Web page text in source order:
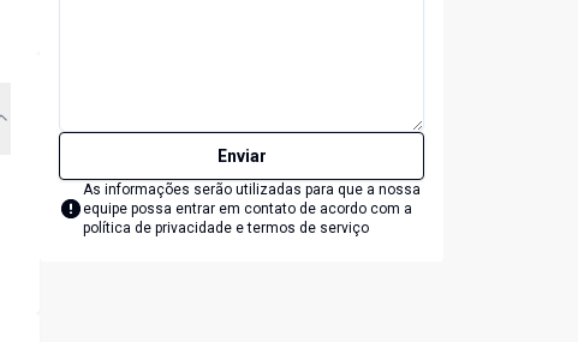
Enviar
As informações serão utilizadas para que a nossa
equipe possa entrar em contato de acordo com a
política de privacidade e termos de serviço